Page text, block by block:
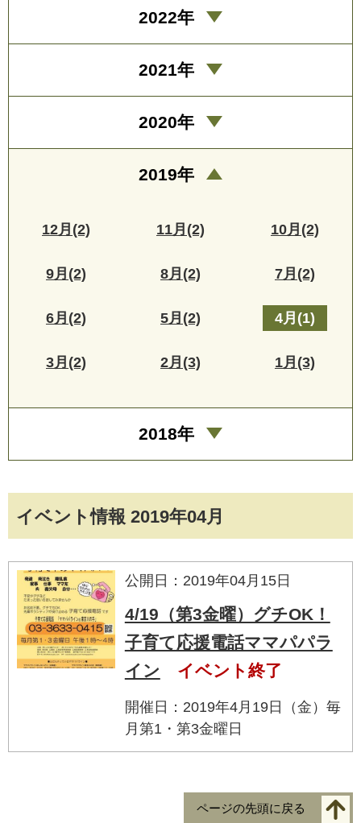
イベント情報 2019年04月
公開日：2019年04月15日
4/19（第3金曜）グチOK！
子育て応援電話ママパパラ
イン
イベント終了
開催日：2019年4月19日（金）毎
月第1・第3金曜日
2022年
2021年
2020年
2019年
12月(2) 11月(2) 10月(2)
9月(2) 8月(2) 7月(2)
6月(2) 5月(2) 4月(1)
3月(2) 2月(3) 1月(3)
2018年
ページの先頭に戻る